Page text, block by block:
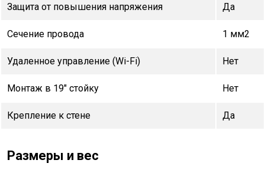
Защита от повышения напряжения Да
Сечение провода 1 мм2
Удаленное управление (Wi-Fi) Нет
Монтаж в 19" стойку Нет
Крепление к стене Да
Размеры и вес